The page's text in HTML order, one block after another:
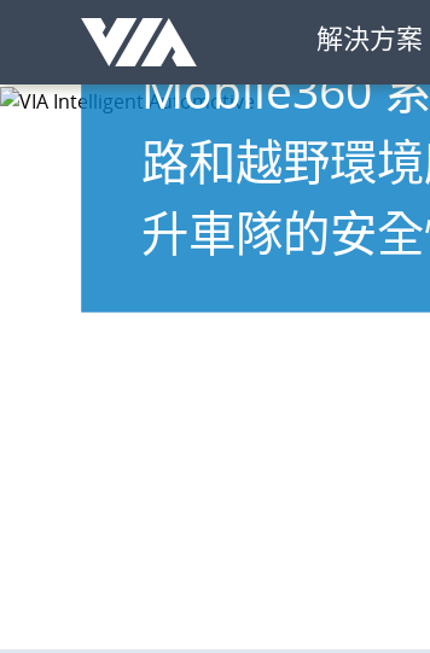
Navigation
解決方案
具備強大功
Mobile360
路和越野環
升車隊的安
威盛智